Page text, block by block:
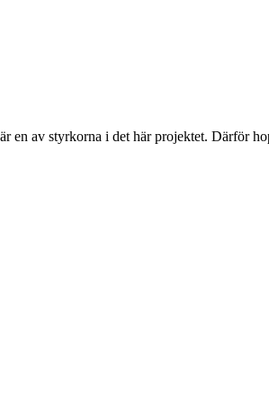
en av styrkorna i det här projektet. Därför